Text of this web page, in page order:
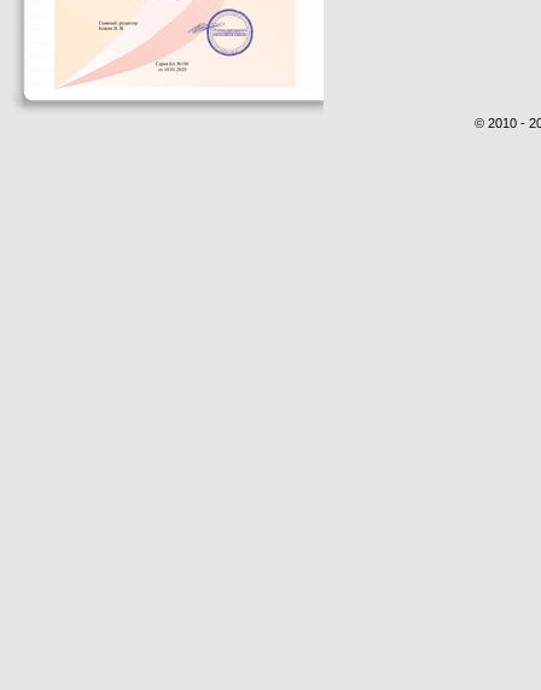
© 2010 -